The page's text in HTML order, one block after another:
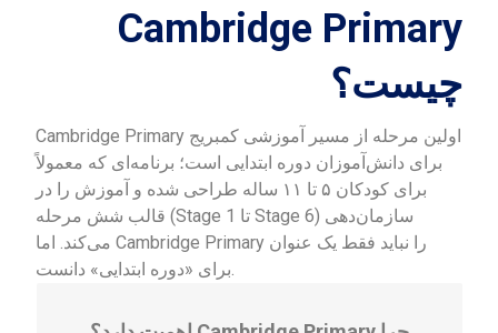
Cambridge Primary
چیست؟
Cambridge Primary اولین مرحله از مسیر آموزشی کمبریج
برای دانش‌آموزان دوره ابتدایی است؛ برنامه‌ای که معمولاً
برای کودکان ۵ تا ۱۱ ساله طراحی شده و آموزش را در
قالب شش مرحله (Stage 1 تا Stage 6) سازمان‌دهی
می‌کند. اما Cambridge Primary را نباید فقط یک عنوان